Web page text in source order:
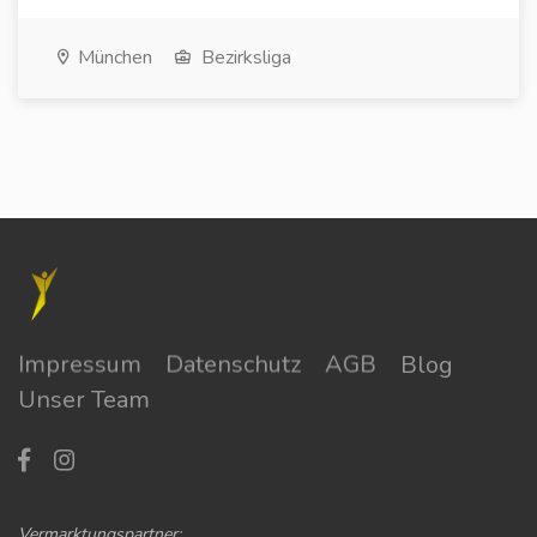
München Bezirksliga
Impressum Datenschutz AGB
Blog
Unser Team